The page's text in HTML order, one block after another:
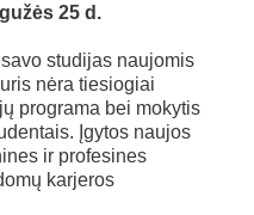
25 d.
studijas naujomis
nėra tiesiogiai
programa bei mokytis
Įgytos naujos
ir profesines
karjeros